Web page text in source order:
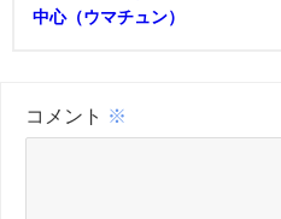
中心（ウマチュン）
コメント ※